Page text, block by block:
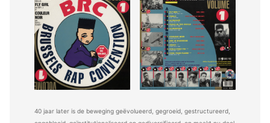
40 jaar later is de beweging geëvolueerd, gegroeid, gestructureerd,